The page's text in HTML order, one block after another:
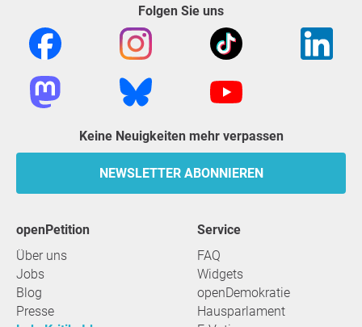
Folgen Sie uns
Keine Neuigkeiten mehr verpassen
NEWSLETTER ABONNIEREN
openPetition
Über uns
Jobs
Blog
Presse
Service
FAQ
Widgets
openDemokratie
Hausparlament